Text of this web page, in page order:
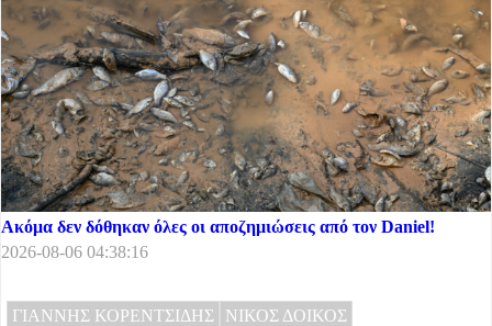
Ακόμα δεν δόθηκαν όλες οι αποζημιώσεις από τον Daniel!
2026-08-06 04:38:16
ΓΙΑΝΝΗΣ ΚΟΡΕΝΤΣΙΔΗΣ
ΝΙΚΟΣ ΔΟΙΚΟΣ